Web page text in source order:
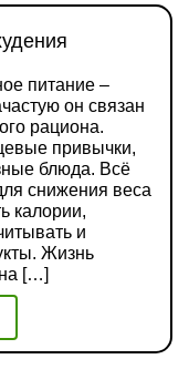
питание –
он связан
рациона.
привычки,
блюда. Всё
снижения веса
калории,
и
Жизнь
[…]